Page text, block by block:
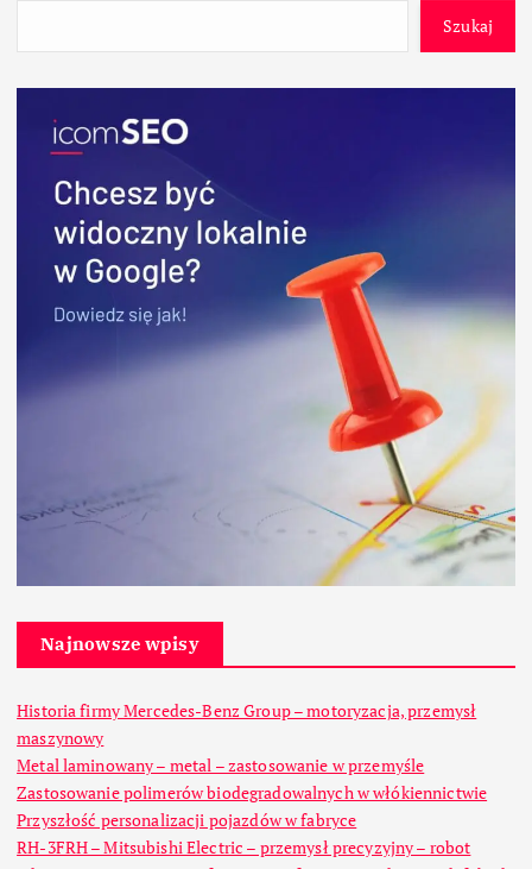
Szukaj
Najnowsze wpisy
Historia firmy Mercedes-Benz Group – motoryzacja, przemysł
maszynowy
Metal laminowany – metal – zastosowanie w przemyśle
Zastosowanie polimerów biodegradowalnych w włókiennictwie
Przyszłość personalizacji pojazdów w fabryce
RH-3FRH – Mitsubishi Electric – przemysł precyzyjny – robot